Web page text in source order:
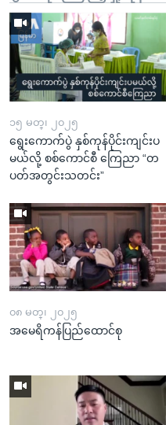
၁၅ မတ္၊ ၂၀၂၅
ရွေးကောက်ပွဲ နှစ်ကုန်ပိုင်းကျင်းပ
မယ်လို့ စစ်ကောင်စီ ကြေညာ “တ
ပတ်အတွင်းသတင်း”
၀၈ မတ္၊ ၂၀၂၅
အမေရိကန်ပြည်ထောင်စု